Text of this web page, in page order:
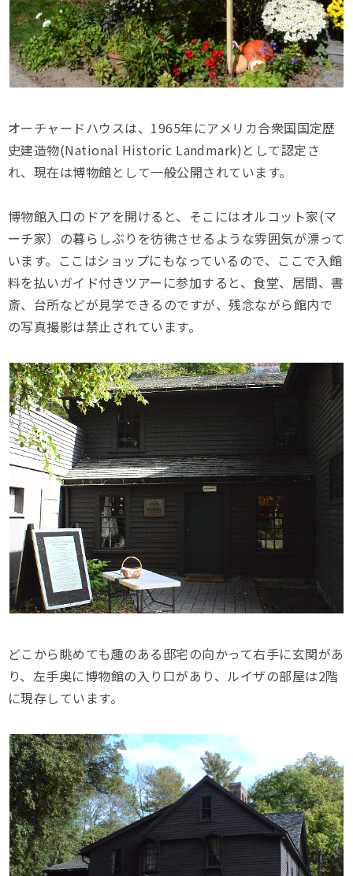
オーチャードハウスは、1965年にアメリカ合衆国国定歴
史建造物(National Historic Landmark)として認定さ
れ、現在は博物館として一般公開されています。
博物館入口のドアを開けると、そこにはオルコット家(マ
ーチ家）の暮らしぶりを彷彿させるような雰囲気が漂って
います。ここはショップにもなっているので、ここで入館
料を払いガイド付きツアーに参加すると、食堂、居間、書
斎、台所などが見学できるのですが、残念ながら館内で
の写真撮影は禁止されています。
どこから眺めても趣のある邸宅の向かって右手に玄関があ
り、左手奥に博物館の入り口があり、ルイザの部屋は2階
に現存しています。